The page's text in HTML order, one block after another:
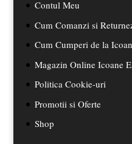
Contul Meu
Cum Comanzi si
Cum Cumperi de la
Magazin Online Icoane
Politica Cookie-uri
Promotii si Oferte
Shop